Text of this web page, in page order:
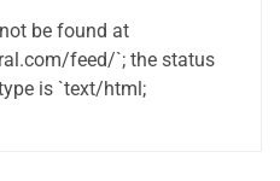
be found at
feed/`; the status
is `text/html;